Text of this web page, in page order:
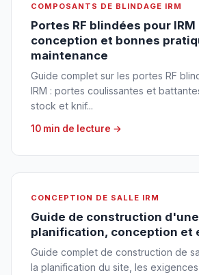
COMPOSANTS DE BLINDAGE IRM
Portes RF blindées pour
conception et bonnes
maintenance
Guide complet sur les portes RF
IRM : portes coulissantes et
stock et knif...
10 min de lecture →
CONCEPTION DE SALLE IRM
Guide de construction d'une
planification, conception et
Guide complet de construction de
la planification du site, les